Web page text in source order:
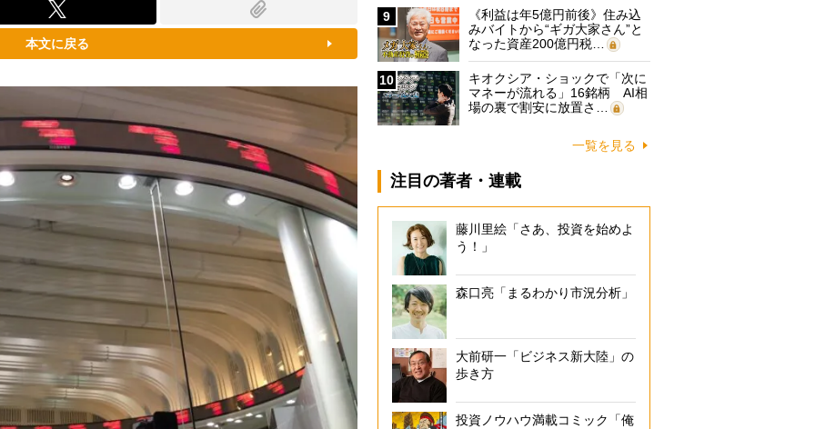
本文に戻る
9
《利益は年5億円前後》住み込
みバイトから“ギガ大家さん”と
なった資産200億円税…
10
キオクシア・ショックで「次に
マネーが流れる」16銘柄 AI相
場の裏で割安に放置さ…
一覧を見る
注目の著者・連載
藤川里絵「さあ、投資を始めよ
う！」
森口亮「まるわかり市況分析」
大前研一「ビジネス新大陸」の
歩き方
投資ノウハウ満載コミック「俺